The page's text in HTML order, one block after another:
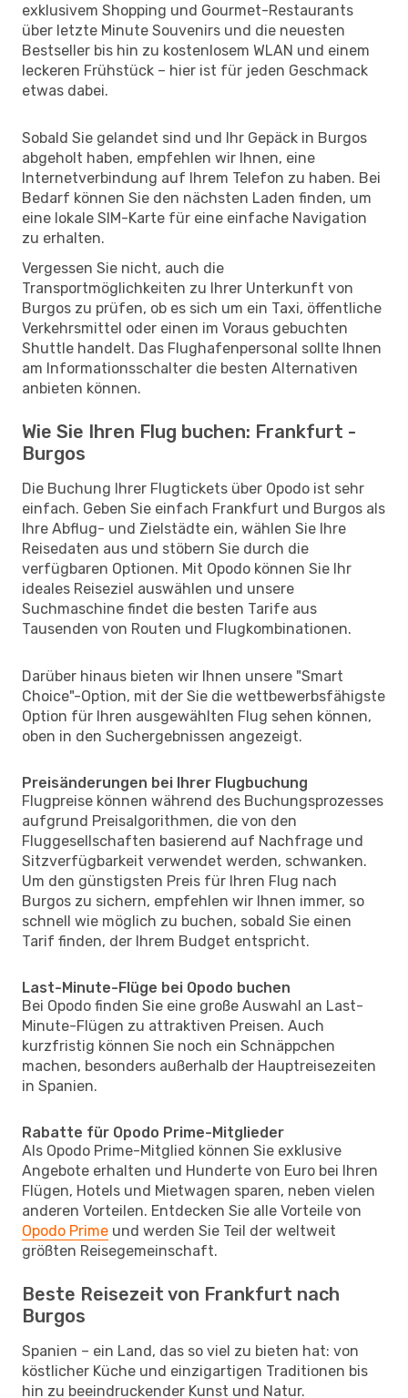
exklusivem Shopping und Gourmet-Restaurants
über letzte Minute Souvenirs und die neuesten
Bestseller bis hin zu kostenlosem WLAN und einem
leckeren Frühstück – hier ist für jeden Geschmack
etwas dabei.
Sobald Sie gelandet sind und Ihr Gepäck in Burgos
abgeholt haben, empfehlen wir Ihnen, eine
Internetverbindung auf Ihrem Telefon zu haben. Bei
Bedarf können Sie den nächsten Laden finden, um
eine lokale SIM-Karte für eine einfache Navigation
zu erhalten.
Vergessen Sie nicht, auch die
Transportmöglichkeiten zu Ihrer Unterkunft von
Burgos zu prüfen, ob es sich um ein Taxi, öffentliche
Verkehrsmittel oder einen im Voraus gebuchten
Shuttle handelt. Das Flughafenpersonal sollte Ihnen
am Informationsschalter die besten Alternativen
anbieten können.
Wie Sie Ihren Flug buchen: Frankfurt -
Burgos
Die Buchung Ihrer Flugtickets über Opodo ist sehr
einfach. Geben Sie einfach Frankfurt und Burgos als
Ihre Abflug- und Zielstädte ein, wählen Sie Ihre
Reisedaten aus und stöbern Sie durch die
verfügbaren Optionen. Mit Opodo können Sie Ihr
ideales Reiseziel auswählen und unsere
Suchmaschine findet die besten Tarife aus
Tausenden von Routen und Flugkombinationen.
Darüber hinaus bieten wir Ihnen unsere "Smart
Choice"-Option, mit der Sie die wettbewerbsfähigste
Option für Ihren ausgewählten Flug sehen können,
oben in den Suchergebnissen angezeigt.
Preisänderungen bei Ihrer Flugbuchung
Flugpreise können während des Buchungsprozesses
aufgrund Preisalgorithmen, die von den
Fluggesellschaften basierend auf Nachfrage und
Sitzverfügbarkeit verwendet werden, schwanken.
Um den günstigsten Preis für Ihren Flug nach
Burgos zu sichern, empfehlen wir Ihnen immer, so
schnell wie möglich zu buchen, sobald Sie einen
Tarif finden, der Ihrem Budget entspricht.
Last-Minute-Flüge bei Opodo buchen
Bei Opodo finden Sie eine große Auswahl an Last-
Minute-Flügen zu attraktiven Preisen. Auch
kurzfristig können Sie noch ein Schnäppchen
machen, besonders außerhalb der Hauptreisezeiten
in Spanien.
Rabatte für Opodo Prime-Mitglieder
Als Opodo Prime-Mitglied können Sie exklusive
Angebote erhalten und Hunderte von Euro bei Ihren
Flügen, Hotels und Mietwagen sparen, neben vielen
anderen Vorteilen. Entdecken Sie alle Vorteile von
Opodo Prime und werden Sie Teil der weltweit
größten Reisegemeinschaft.
Beste Reisezeit von Frankfurt nach
Burgos
Spanien – ein Land, das so viel zu bieten hat: von
köstlicher Küche und einzigartigen Traditionen bis
hin zu beeindruckender Kunst und Natur.